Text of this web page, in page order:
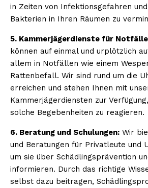
in Zeiten von Infektionsgefahren
Bakterien in Ihren Räumen zu
5. Kammerjägerdienste für
können auf einmal und urplötzlich
allem in Notfällen wie einem
Rattenbefall. Wir sind rund um die
erreichen und stehen Ihnen mit
Kammerjägerdiensten zur
solche Begebenheiten zu reagieren.
6. Beratung und Schulungen: Wir
und Beratungen für Privatleute und
um sie über Schädlingsprävention
informieren. Durch das richtige
selbst dazu beitragen,